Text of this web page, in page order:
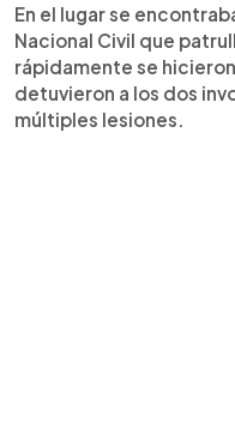
En el lugar se
Nacional Civil que
rápidamente se
detuvieron a los dos
múltiples lesiones.